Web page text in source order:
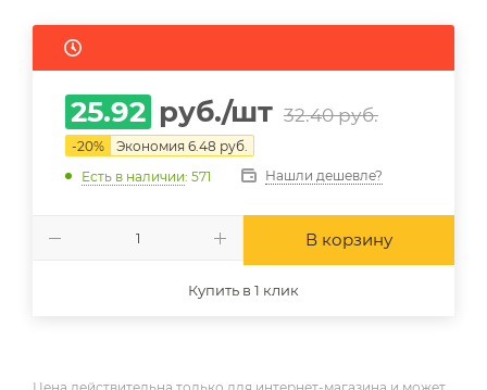
25.92 руб./шт 32.40руб.
-20% Экономия 6.48 руб.
Есть в наличии: 571 Нашли дешевле?
В корзину
Купить в 1 клик